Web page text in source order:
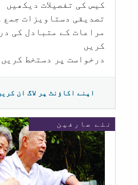
کیس کی تفصیلات دیکھیں
تصدیقی دستاویزات جمع
مراعات کے متبادل کی
کریں
درخواست پر دستخط کریں
اپنے اکاؤنٹ پر لاگ ان
نئے صارفین